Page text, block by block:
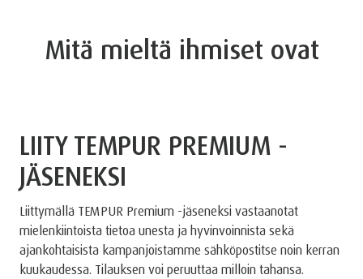
Mitä mieltä ihmiset ovat
LIITY TEMPUR PREMIUM -
JÄSENEKSI
Liittymällä TEMPUR Premium -jäseneksi vastaanotat
mielenkiintoista tietoa unesta ja hyvinvoinnista sekä
ajankohtaisista kampanjoistamme sähköpostitse noin kerran
kuukaudessa. Tilauksen voi peruuttaa milloin tahansa.